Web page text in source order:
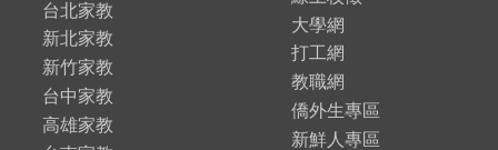
台北家教
新北家教
新竹家教
台中家教
高雄家教
大學網
打工網
教職網
僑外生專區
新鮮人專區